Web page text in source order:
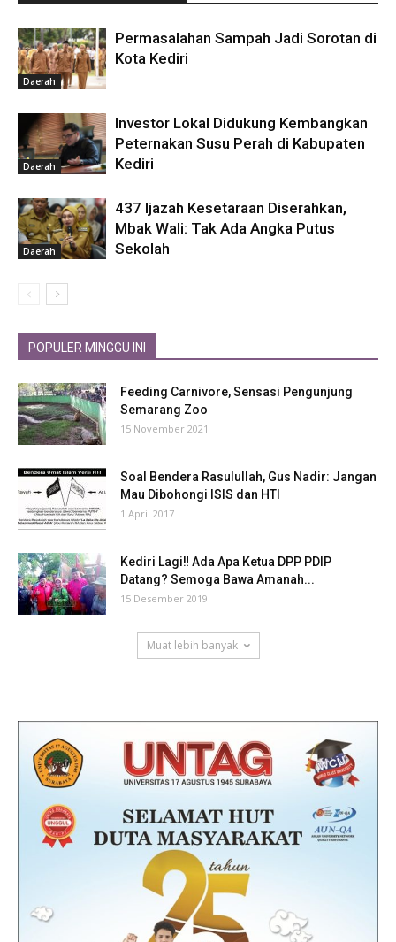
Daerah
Permasalahan Sampah Jadi Sorotan di
Kota Kediri
Daerah
Investor Lokal Didukung Kembangkan
Peternakan Susu Perah di Kabupaten
Kediri
Daerah
437 Ijazah Kesetaraan Diserahkan,
Mbak Wali: Tak Ada Angka Putus
Sekolah
POPULER MINGGU INI
Feeding Carnivore, Sensasi Pengunjung
Semarang Zoo
15 November 2021
Soal Bendera Rasulullah, Gus Nadir: Jangan
Mau Dibohongi ISIS dan HTI
1 April 2017
Kediri Lagi‼ Ada Apa Ketua DPP PDIP
Datang? Semoga Bawa Amanah...
15 Desember 2019
Muat lebih banyak